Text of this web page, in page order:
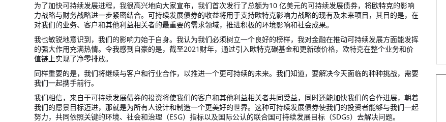
为了加快可持续发展进程，我很高兴地向大家宣布，我们首次发行了总额为10 亿美元的可持续发展债券，将欧特克的影响
力战略与财务战略进一步紧密结合。可持续发展债券的收益将用于支持欧特克影响力战略的现有及未来项目，其目的是，在
对我们的业务、客户和其他利益相关者的最重要的需求领域，推进积极的环境影响和社会成果。
我也敏锐地意识到，我们的影响力始于自身。我认为我们必须树立一个良好的榜样，我对金融在推动可持续发展方面能发挥
的强大作用充满热情。令我感到自豪的是，截至2021财年，通过引入欧特克碳基金和更新碳价格，欧特克在整个业务和价
值链上实现了净零排放。
同样重要的是，我们将继续与客户和行业合作，以推进一个更可持续的未来。我们知道，要解决今天面临的种种挑战，需要
我们一起携手前行。
我们相信，来自于可持续发展债券的投资将使我们的客户和其他利益相关者共同受益，同时还能加快我们的合作进展，朝着
我们的愿景目标迈进，那就是为所有人设计和制造一个更美好的世界。这种可持续发展债券使我们的投资者能够与我们一起
努力，共同依照关键的环境、社会和治理（ESG）指标以及国际公认的联合国可持续发展目标（SDGs）去解决问题。